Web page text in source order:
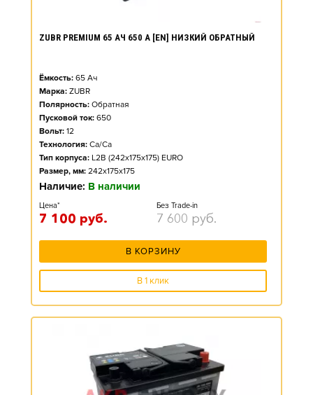
ZUBR PREMIUM 65 АЧ 650 А [EN] НИЗКИЙ ОБРАТНЫЙ
Ёмкость: 65 Ач
Марка: ZUBR
Полярность: Обратная
Пусковой ток: 650
Вольт: 12
Технология: Ca/Ca
Тип корпуса: L2B (242x175x175) EURO
Размер, мм: 242x175x175
Наличие: В наличии
Цена*
7 100 руб.
Без Trade-in
7 600 руб.
В КОРЗИНУ
В 1 клик